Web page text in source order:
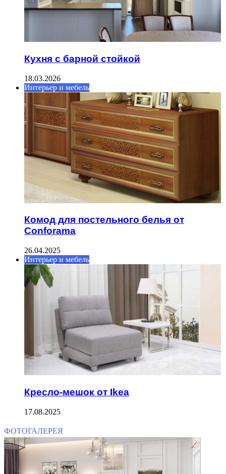
Кухня с барной стойкой
18.03.2026
Интерьер и мебель
Комод для постельного белья от
Conforama
26.04.2025
Интерьер и мебель
Кресло-мешок от Ikea
17.08.2025
ФОТОГАЛЕРЕЯ